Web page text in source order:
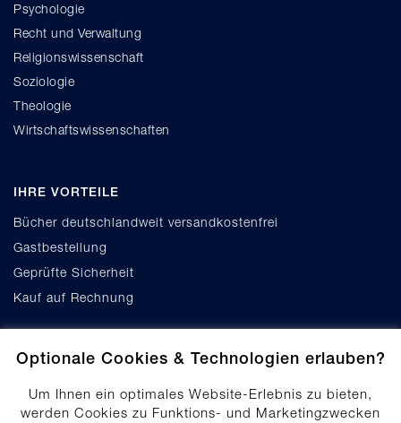
Optionale Cookies & Technologien erlauben?
Um Ihnen ein optimales Website-Erlebnis zu bieten,
werden Cookies zu Funktions- und Marketingzwecken
Psychologie
Recht und Verwaltung
Religionswissenschaft
Soziologie
Theologie
Wirtschaftswissenschaften
IHRE VORTEILE
Bücher deutschlandweit versandkostenfrei
Gastbestellung
Geprüfte Sicherheit
Kauf auf Rechnung